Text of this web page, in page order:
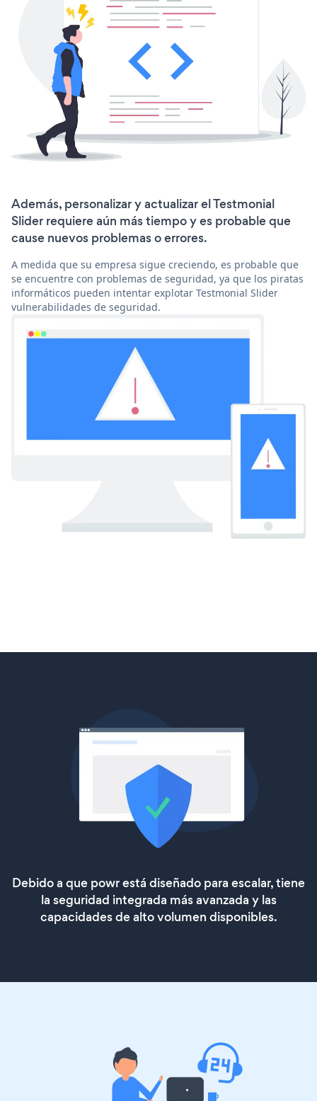
Además, personalizar y actualizar el Testmonial
Slider requiere aún más tiempo y es probable que
cause nuevos problemas o errores.
A medida que su empresa sigue creciendo, es probable que
se encuentre con problemas de seguridad, ya que los piratas
informáticos pueden intentar explotar Testmonial Slider
vulnerabilidades de seguridad.
Debido a que powr está diseñado para escalar, tiene
la seguridad integrada más avanzada y las
capacidades de alto volumen disponibles.